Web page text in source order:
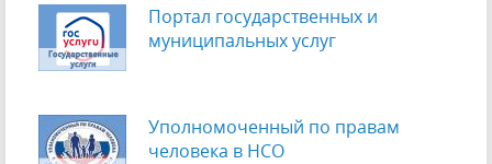
Портал государственных и
муниципальных услуг
Уполномоченный по правам
человека в НСО